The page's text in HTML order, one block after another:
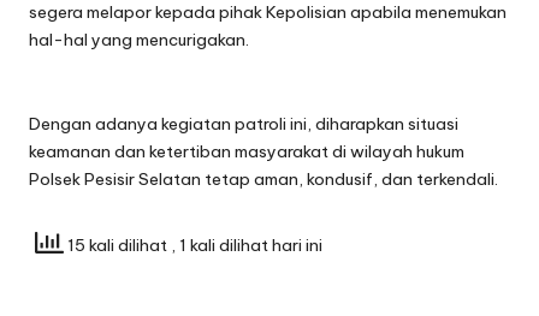
segera melapor kepada pihak Kepolisian apabila menemukan
hal-hal yang mencurigakan.
Dengan adanya kegiatan patroli ini, diharapkan situasi
keamanan dan ketertiban masyarakat di wilayah hukum
Polsek Pesisir Selatan tetap aman, kondusif, dan terkendali.
15 kali dilihat , 1 kali dilihat hari ini